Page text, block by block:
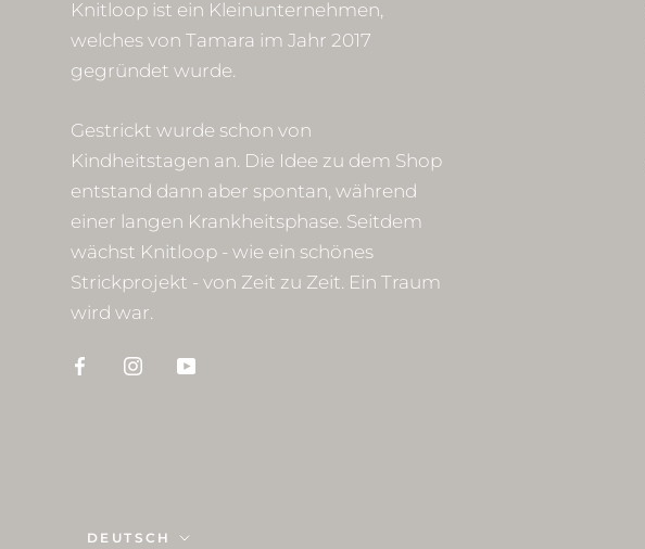
Knitloop ist ein Kleinunternehmen,
welches von Tamara im Jahr 2017
gegründet wurde.
Gestrickt wurde schon von
Kindheitstagen an. Die Idee zu dem Shop
entstand dann aber spontan, während
einer langen Krankheitsphase. Seitdem
wächst Knitloop - wie ein schönes
Strickprojekt - von Zeit zu Zeit. Ein Traum
wird war.
Sprache
DEUTSCH